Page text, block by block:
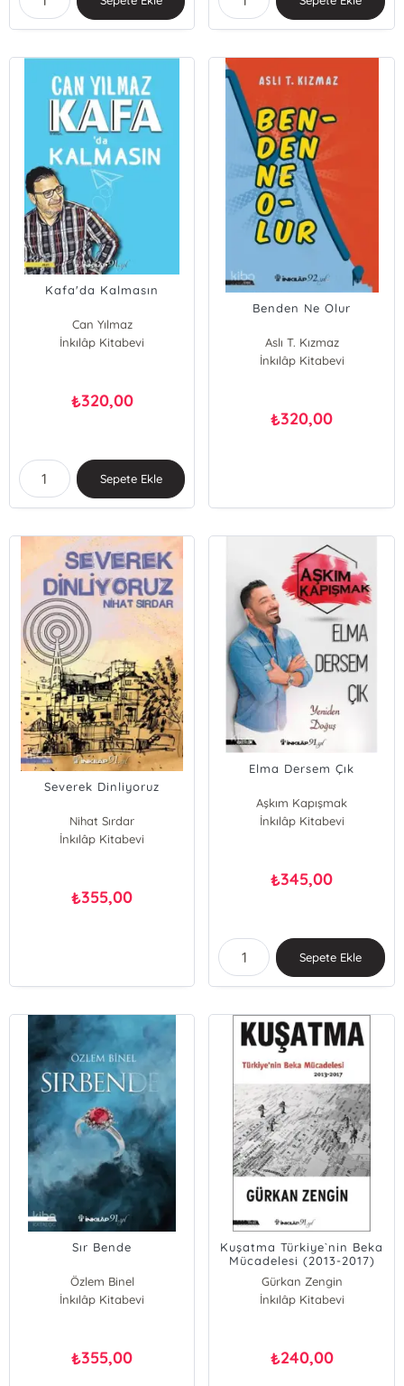
Kafa'da Kalmasın
Can Yılmaz
İnkılâp Kitabevi
₺320,00
Sepete Ekle
Benden Ne Olur
Aslı T. Kızmaz
İnkılâp Kitabevi
₺320,00
Severek Dinliyoruz
Nihat Sırdar
İnkılâp Kitabevi
₺355,00
Elma Dersem Çık
Aşkım Kapışmak
İnkılâp Kitabevi
₺345,00
Sepete Ekle
Sır Bende
Özlem Binel
İnkılâp Kitabevi
₺355,00
Kuşatma Türkiye`nin Beka
Mücadelesi (2013-2017)
Gürkan Zengin
İnkılâp Kitabevi
₺240,00